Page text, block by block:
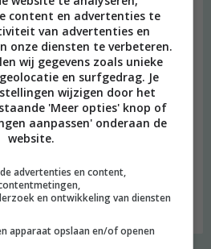
met kokosmelk
content en advertenties te
van advertenties en
onze diensten te verbeteren.
wij gegevens zoals unieke
en surfgedrag. Je
wijzigen door het
'Meer opties' knop of
aanpassen' onderaan de
website.
advertenties en content,
en ontwikkeling van diensten
apparaat opslaan en/of openen